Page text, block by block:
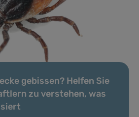
gebissen? Helfen Sie
zu verstehen, was